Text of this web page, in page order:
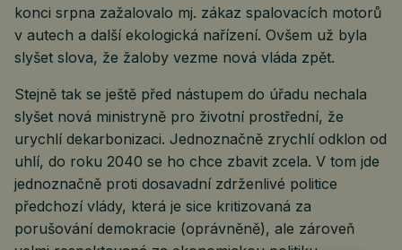
konci srpna zažalovalo mj. zákaz spalovacích motorů
v autech a další ekologická nařízení. Ovšem už byla
slyšet slova, že žaloby vezme nová vláda zpět.
Stejně tak se ještě před nástupem do úřadu nechala
slyšet nová ministryně pro životní prostřední, že
urychlí dekarbonizaci. Jednoznačně zrychlí odklon od
uhlí, do roku 2040 se ho chce zbavit zcela. V tom jde
jednoznačně proti dosavadní zdrženlivé politice
předchozí vlády, která je sice kritizovaná za
porušování demokracie (oprávněně), ale zároveň